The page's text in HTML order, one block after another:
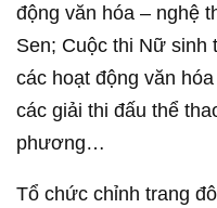
động văn hóa – nghệ
Sen; Cuộc thi Nữ sinh
các hoạt động văn
các giải thi đấu thể
phương…
Tổ chức chỉnh trang